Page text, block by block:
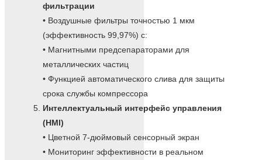
фильтрации
• Воздушные фильтры точностью 1 мкм
(эффективность 99,97%) с:
• Магнитными предсепараторами для
металлических частиц
• Функцией автоматического слива для защиты
срока службы компрессора
Интеллектуальный интерфейс управления
(HMI)
• Цветной 7-дюймовый сенсорный экран
• Мониторинг эффективности в реальном